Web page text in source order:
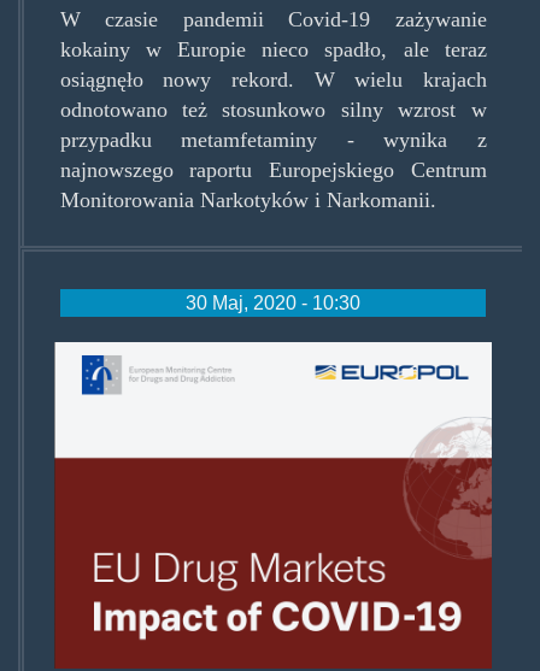
W czasie pandemii Covid-19 zażywanie
kokainy w Europie nieco spadło, ale teraz
osiągnęło nowy rekord. W wielu krajach
odnotowano też stosunkowo silny wzrost w
przypadku metamfetaminy - wynika z
najnowszego raportu Europejskiego Centrum
Monitorowania Narkotyków i Narkomanii.
30 Maj, 2020 - 10:30
eudrugmarkets.png